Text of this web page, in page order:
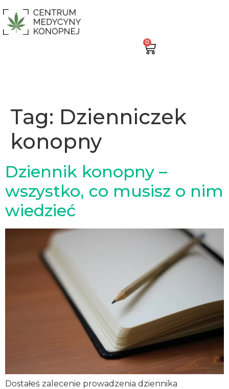
0
Tag: Dzienniczek
konopny
Dziennik konopny –
wszystko, co musisz o nim
wiedzieć
Dostałeś zalecenie prowadzenia dziennika